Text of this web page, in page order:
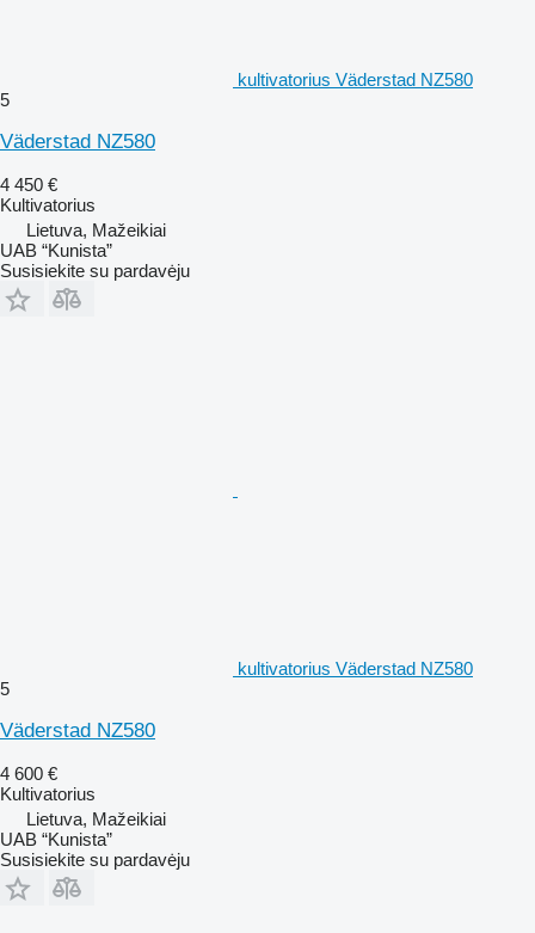
kultivatorius Väderstad NZ580
5
Väderstad NZ580
4 450 €
Kultivatorius
Lietuva, Mažeikiai
UAB “Kunista”
Susisiekite su pardavėju
kultivatorius Väderstad NZ580
5
Väderstad NZ580
4 600 €
Kultivatorius
Lietuva, Mažeikiai
UAB “Kunista”
Susisiekite su pardavėju